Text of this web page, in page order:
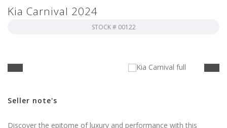
Kia Carnival 2024
STOCK # 00122
Seller note's
Discover the epitome of luxury and performance with this
naudojasi
Patirties
apsilankymo